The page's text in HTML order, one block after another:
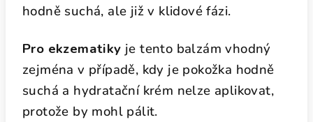
hodně suchá, ale již v klidové fázi.
Pro ekzematiky je tento balzám vhodný
zejména v případě, kdy je pokožka hodně
suchá a hydratační krém nelze aplikovat,
protože by mohl pálit.